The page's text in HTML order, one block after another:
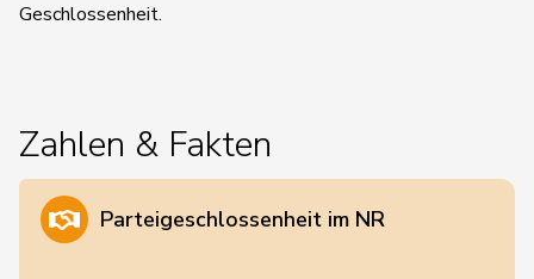
Geschlossenheit.
Zahlen & Fakten
Parteigeschlossenheit im NR